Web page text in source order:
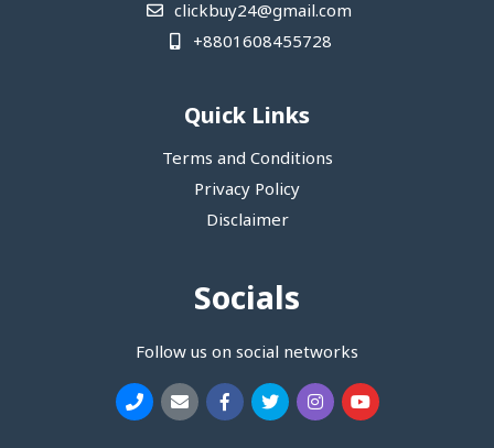
clickbuy24@gmail.com
+8801608455728
Quick Links
Terms and Conditions
Privacy Policy
Disclaimer
Socials
Follow us on social networks